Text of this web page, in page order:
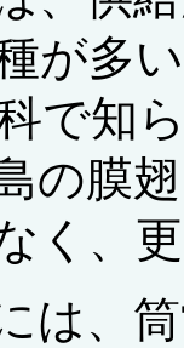
が多
で知
の膜
く、
は、